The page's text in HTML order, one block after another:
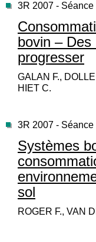
3R 2007 -
bovin –
progresser
GALAN F.,
HIET C.
3R 2007 -
Systèmes
sol
ROGER F., VAN